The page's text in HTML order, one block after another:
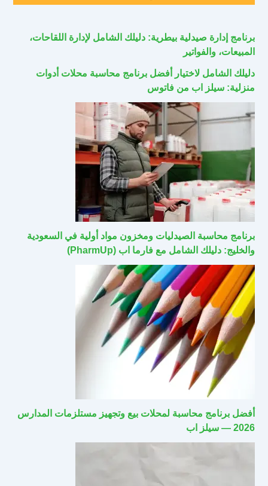
برنامج إدارة صيدلية بيطرية: دليلك الشامل لإدارة اللقاحات،
المبيعات، والفواتير
دليلك الشامل لاختيار أفضل برنامج محاسبة محلات أدوات
منزلية: سيلز اب من فاتوس
برنامج محاسبة الصيدليات ومخزون مواد أولية في السعودية
والخليج: دليلك الشامل مع فارما اب (PharmUp)
أفضل برنامج محاسبة لمحلات بيع وتجهيز مستلزمات المدارس
2026 — سيلز اب